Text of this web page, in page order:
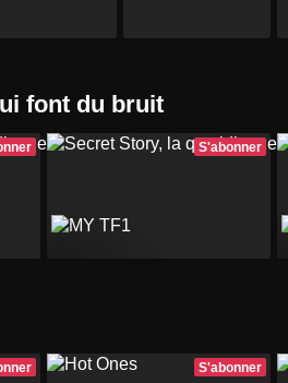
font du bruit
S'abonner
S'abonner